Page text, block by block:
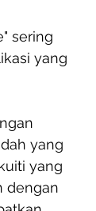
sering
yang
yang
yang
dengan